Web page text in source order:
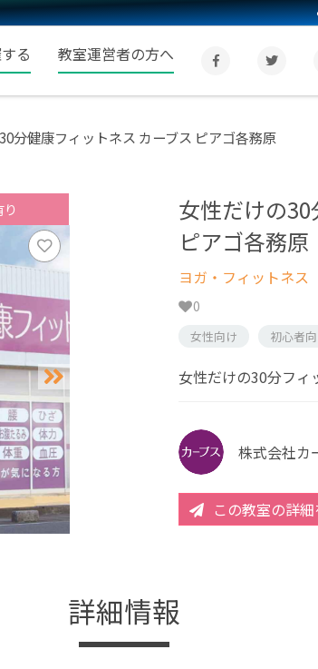
る 教室運営者の方へ
分健康フィットネス カーブス ピアゴ各務原
女性だけの
ピアゴ各務原
ヨガ・フィットネス
0
女性向け 初心者
女性だけの30分フィ
株式会社カ
この教室の詳
詳細情報